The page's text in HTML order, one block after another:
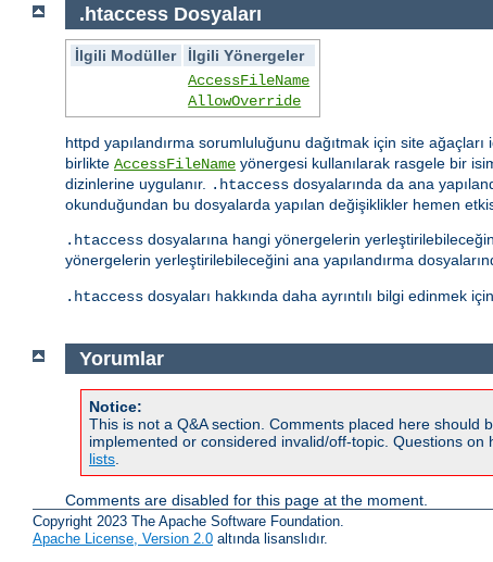
.htaccess Dosyaları
İlgili Modüller
İlgili Yönergeler
AccessFileName
AllowOverride
httpd yapılandırma sorumluluğunu dağıtmak için site
birlikte AccessFileName yönergesi kullanılarak rasgele bir
dizinlerine uygulanır. .htaccess dosyalarında da ana
okunduğundan bu dosyalarda yapılan değişiklikler hemen
.htaccess dosyalarına hangi yönergelerin
yönergelerin yerleştirilebileceğini ana yapılandırma
.htaccess dosyaları hakkında daha ayrıntılı bilgi edinmek için
Yorumlar
Notice:
This is not a Q&A section. Comments placed here
implemented or considered invalid/off-topic. Questions
lists.
Comments are disabled for this page at the moment.
Copyright 2023 The Apache Software Foundation.
Apache License, Version 2.0 altında lisanslıdır.